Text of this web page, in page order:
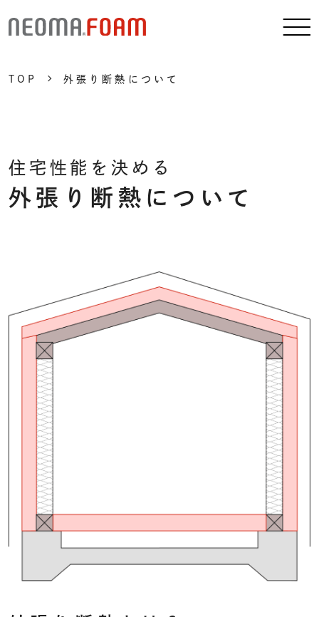
TOP 外張り断熱について
住宅性能を決める
外張り断熱について